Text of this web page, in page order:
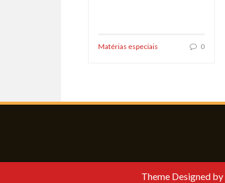
Matérias especiais 0
Theme Designed by